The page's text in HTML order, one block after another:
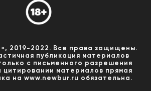
2019-2022. Все права защищены.
публикация материалов
с письменного разрешения
цитировании материалов прямая
на www.newbur.ru обязательна.